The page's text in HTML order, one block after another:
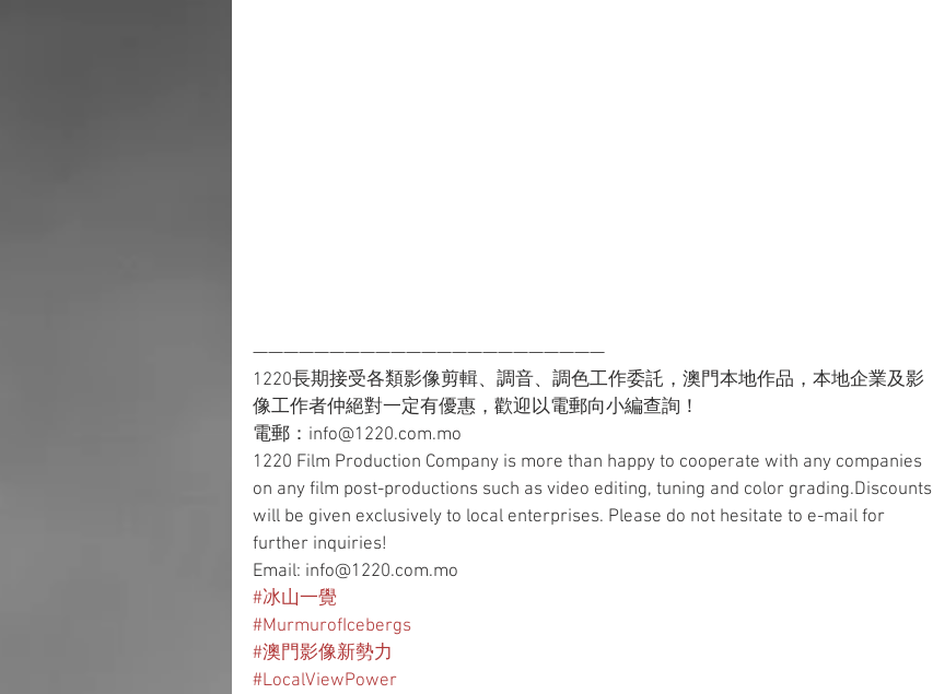
———————————————————————
1220長期接受各類影像剪輯、調音、調色工作委託，澳門本地作品，本地企業及影
像工作者仲絕對一定有優惠，歡迎以電郵向小編查詢！
電郵：info@1220.com.mo
1220 Film Production Company is more than happy to cooperate with any companies
on any film post-productions such as video editing, tuning and color grading.Discounts
will be given exclusively to local enterprises. Please do not hesitate to e-mail for
further inquiries!
Email: info@1220.com.mo
#冰山一覺
#MurmurofIcebergs
#澳門影像新勢力
#LocalViewPower